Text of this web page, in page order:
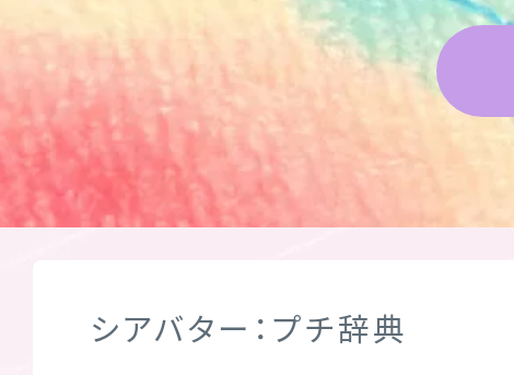
シアバター：プチ辞典